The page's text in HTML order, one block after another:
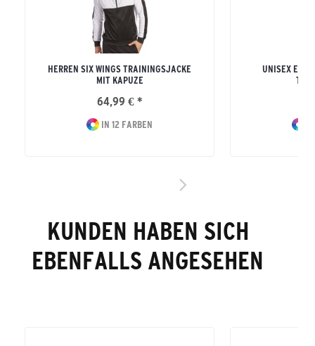
HERREN SIX WINGS TRAININGSJACKE
MIT KAPUZE
64,99 € *
IN 12 FARBEN
UNISEX
KUNDEN HABEN SICH
EBENFALLS ANGESEHEN